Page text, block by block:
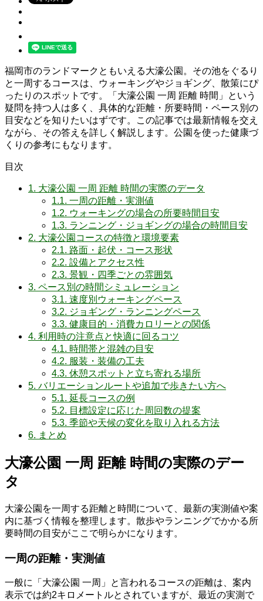
福岡市のランドマークともいえる大濠公園。その池をぐるり
と一周するコースは、ウォーキングやジョギング、散策にぴ
ったりのスポットです。「大濠公園 一周 距離 時間」という
疑問を持つ人は多く、具体的な距離・所要時間・ペース別の
目安などを知りたいはずです。この記事では最新情報を交え
ながら、その答えを詳しく解説します。公園を使った健康づ
くりの参考にもなります。
目次
1. 大濠公園 一周 距離 時間の実際のデータ
1.1. 一周の距離・実測値
1.2. ウォーキングの場合の所要時間目安
1.3. ランニング・ジョギングの場合の時間目安
2. 大濠公園コースの特徴と環境要素
2.1. 路面・起伏・コース形状
2.2. 設備とアクセス性
2.3. 景観・四季ごとの雰囲気
3. ペース別の時間シミュレーション
3.1. 速度別ウォーキングペース
3.2. ジョギング・ランニングペース
3.3. 健康目的・消費カロリーとの関係
4. 利用時の注意点と快適に回るコツ
4.1. 時間帯と混雑の目安
4.2. 服装・装備の工夫
4.3. 休憩スポットと立ち寄れる場所
5. バリエーションルートや追加で歩きたい方へ
5.1. 延長コースの例
5.2. 目標設定に応じた周回数の提案
5.3. 季節や天候の変化を取り入れる方法
6. まとめ
大濠公園 一周 距離 時間の実際のデー
タ
大濠公園を一周する距離と時間について、最新の実測値や案
内に基づく情報を整理します。散歩やランニングでかかる所
要時間の目安がここで明らかになります。
一周の距離・実測値
一般に「大濠公園 一周」と言われるコースの距離は、案内
表示では約2キロメートルとされていますが、最近の実測で